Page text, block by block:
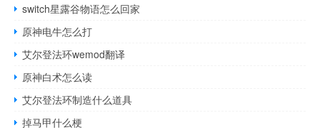
switch星露谷物语怎么回家
原神电牛怎么打
艾尔登法环wemod翻译
原神白术怎么读
艾尔登法环制造什么道具
掉马甲什么梗